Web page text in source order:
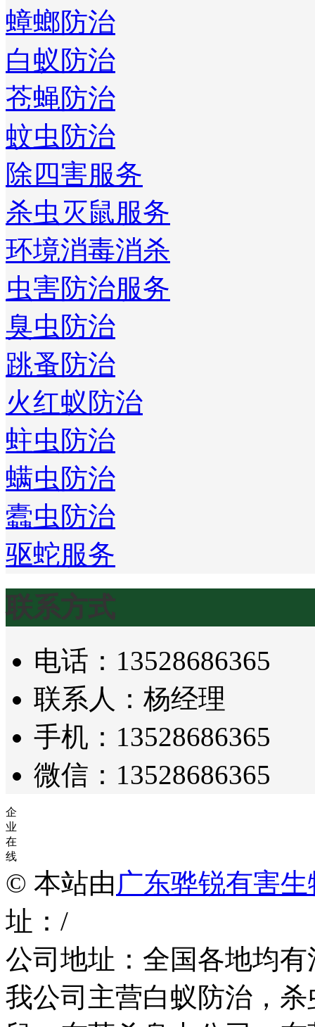
蟑螂防治
白蚁防治
苍蝇防治
蚊虫防治
除四害服务
杀虫灭鼠服务
环境消毒消杀
虫害防治服务
臭虫防治
跳蚤防治
火红蚁防治
蛀虫防治
螨虫防治
蠹虫防治
驱蛇服务
联系方式
电话：13528686365
联系人：杨经理
手机：13528686365
微信：13528686365
企
业
在
线
© 本站由 广东骅锐有害
址：/
公司地址：全国各地均
我公司主营白蚁防治，